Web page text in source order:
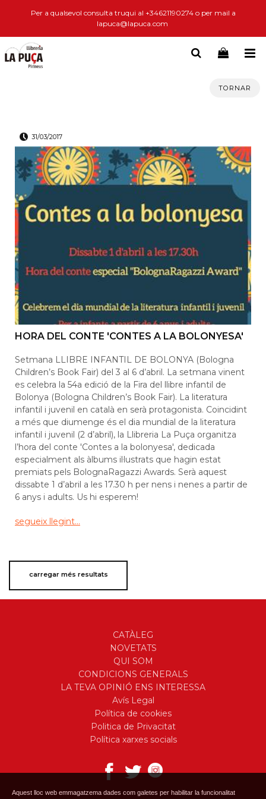
Per a qualsevol consulta truqui al +34621190274 o per mail a
lapuca@lapuca.com
TORNAR
31/03/2017
HORA DEL CONTE 'CONTES A LA BOLONYESA'
Setmana LLIBRE INFANTIL DE BOLONYA (Bologna
Children’s Book Fair) del 3 al 6 d’abril. La setmana vinent
es celebra la 54a edició de la Fira del llibre infantil de
Bolonya (Bologna Children’s Book Fair). La literatura
infantil i juvenil en català en serà protagonista. Coincidint
a més que diumenge és el dia mundial de la literatura
infantil i juvenil (2 d’abril), la Llibreria La Puça organitza
l’hora del conte 'Contes a la bolonyesa', dedicada
especialment als àlbums il·lustrats que hagin estat
premiats pels BolognaRagazzi Awards. Serà aquest
dissabte 1 d’abril a les 17.30 h per nens i nenes a partir de
6 anys i adults. Us hi esperem!
segueix llegint...
carregar més resultats
CATÀLEG
NOVETATS
QUI SOM
CONDICIONS GENERALS
LA TEVA OPINIÓ ENS INTERESSA
Avís Legal
Política de cookies
Politica de Privacitat
Política xarxes socials
Aquest lloc web emmagatzema dades com galetes per habilitar la funcionalitat